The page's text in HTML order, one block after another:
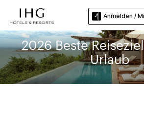
Anmelden /
2026 Beste
Urlaub